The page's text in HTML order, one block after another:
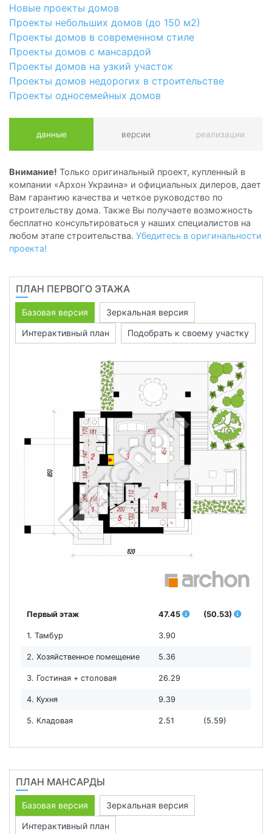
Новые проекты домов
Проекты небольших домов (до 150 м2)
Проекты домов в современном стиле
Проекты домов с мансардой
Проекты домов на узкий участок
Проекты домов недорогих в строительстве
Проекты односемейных домов
данные версии реализации
Внимание! Только оригинальный проект, купленный в
компании «Архон Украина» и официальных дилеров, дает
Вам гарантию качества и четкое руководство по
строительству дома. Также Вы получаете возможность
бесплатно консультироваться у наших специалистов на
любом этапе строительства. Убедитесь в оригинальности
проекта!
ПЛАН ПЕРВОГО ЭТАЖА
Базовая версия
Зеркальная версия
Интерактивный план
Подобрать к своему участку
Первый этаж 47.45 (50.53)
1. Тамбур 3.90
2. Хозяйственное помещение 5.36
3. Гостиная + столовая 26.29
4. Кухня 9.39
5. Кладовая 2.51 (5.59)
ПЛАН МАНСАРДЫ
Базовая версия
Зеркальная версия
Интерактивный план